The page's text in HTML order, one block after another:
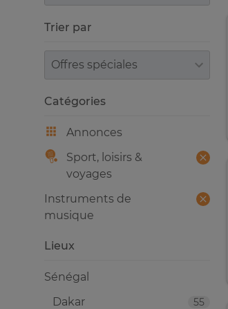
Trier par
Trier par
Catégories
Annonces
Sport, loisirs &
voyages
Instruments de
musique
Lieux
Sénégal
55
Dakar